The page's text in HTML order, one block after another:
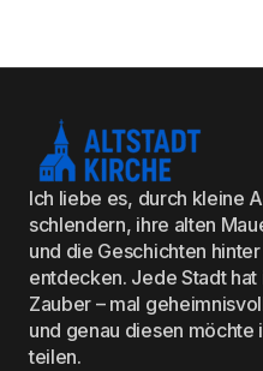
Ich liebe es, durch kleine
schlendern, ihre alten
und die Geschichten
entdecken. Jede Stadt
Zauber – mal
und genau diesen möchte
teilen.